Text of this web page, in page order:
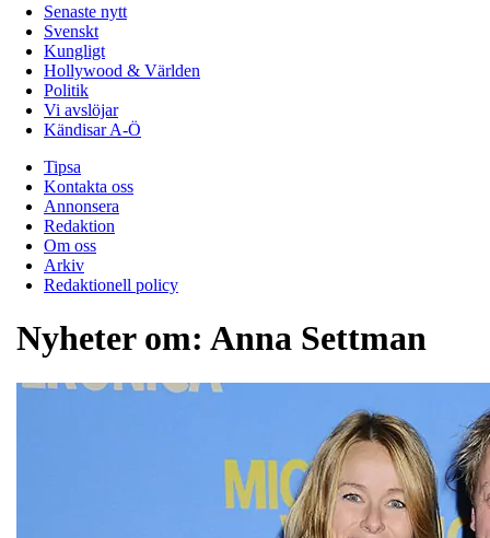
Senaste nytt
Svenskt
Kungligt
Hollywood & Världen
Politik
Vi avslöjar
Kändisar A-Ö
Tipsa
Kontakta oss
Annonsera
Redaktion
Om oss
Arkiv
Redaktionell policy
Nyheter om: Anna Settman